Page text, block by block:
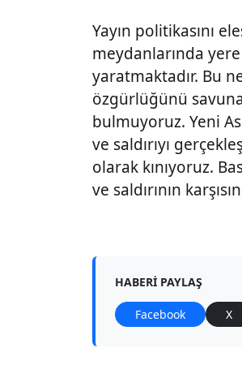
Yayın politikasını
meydanlarında
yaratmaktadır. Bu
özgürlüğünü
bulmuyoruz. Yeni
ve saldırıyı
olarak kınıyoruz.
ve saldırının
HABERI PAYLAŞ
Facebook X